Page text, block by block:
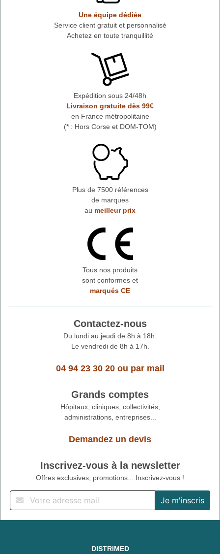
Une équipe dédiée
Service client gratuit et personnalisé
Achetez en toute tranquillité
Expédition sous 24/48h
Livraison gratuite dès 99€
en France métropolitaine
(* : Hors Corse et DOM-TOM)
Plus de 7500 références
de marques
au meilleur prix
Tous nos produits
sont conformes et
marqués CE
Contactez-nous
Du lundi au jeudi de 8h à 18h.
Le vendredi de 8h à 17h.
04 94 23 30 20ou par mail
Grands comptes
Hôpitaux, cliniques, collectivités,
administrations, entreprises...
Demandez un devis
Inscrivez-vous à la newsletter
Offres exclusives, promotions... Inscrivez-vous !
DISTRIMED